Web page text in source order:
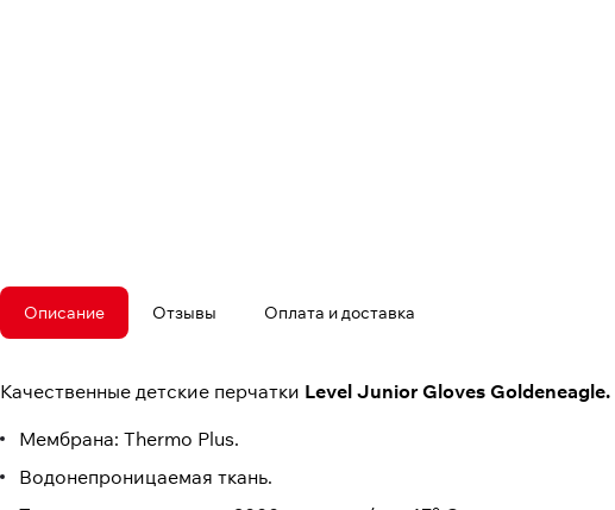
Описание Отзывы Оплата и доставка
Качественные детские перчатки Level Junior Gloves Goldeneagle.
Мембрана: Thermo Plus.
Водонепроницаемая ткань.